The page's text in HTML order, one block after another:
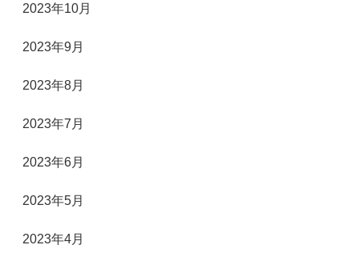
2023年10月
2023年9月
2023年8月
2023年7月
2023年6月
2023年5月
2023年4月